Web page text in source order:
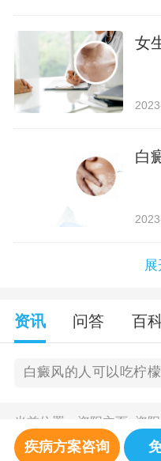
女
白
资讯 问答 百
白癜风的人可以吃柠
当前位置： 资阳主页> 资
疾病方案咨询